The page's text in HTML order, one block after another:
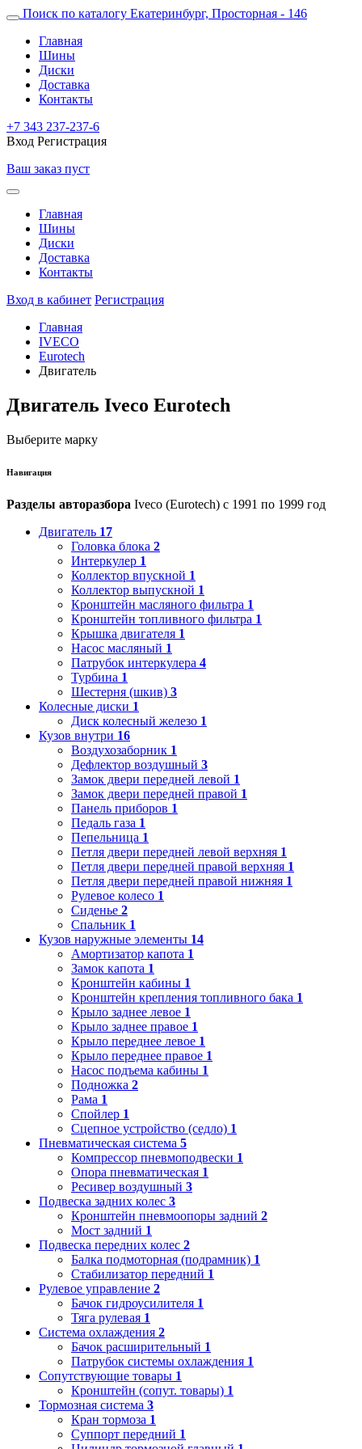
Поиск по каталогу Екатеринбург, Просторная - 146
Главная
Шины
Диски
Доставка
Контакты
+7 343 237-237-6
Вход Регистрация
Ваш заказ пуст
Главная
Шины
Диски
Доставка
Контакты
Вход в кабинет Регистрация
Главная
IVECO
Eurotech
Двигатель
Двигатель Iveco Eurotech
Выберите марку
Навигация
Разделы авторазбора Iveco (Eurotech) с 1991 по 1999 год
Двигатель 17
Головка блока 2
Интеркулер 1
Коллектор впускной 1
Коллектор выпускной 1
Кронштейн масляного фильтра 1
Кронштейн топливного фильтра 1
Крышка двигателя 1
Насос масляный 1
Патрубок интеркулера 4
Турбина 1
Шестерня (шкив) 3
Колесные диски 1
Диск колесный железо 1
Кузов внутри 16
Воздухозаборник 1
Дефлектор воздушный 3
Замок двери передней левой 1
Замок двери передней правой 1
Панель приборов 1
Педаль газа 1
Пепельница 1
Петля двери передней левой верхняя 1
Петля двери передней правой верхняя 1
Петля двери передней правой нижняя 1
Рулевое колесо 1
Сиденье 2
Спальник 1
Кузов наружные элементы 14
Амортизатор капота 1
Замок капота 1
Кронштейн кабины 1
Кронштейн крепления топливного бака 1
Крыло заднее левое 1
Крыло заднее правое 1
Крыло переднее левое 1
Крыло переднее правое 1
Насос подъема кабины 1
Подножка 2
Рама 1
Спойлер 1
Сцепное устройство (седло) 1
Пневматическая система 5
Компрессор пневмоподвески 1
Опора пневматическая 1
Ресивер воздушный 3
Подвеска задних колес 3
Кронштейн пневмоопоры задний 2
Мост задний 1
Подвеска передних колес 2
Балка подмоторная (подрамник) 1
Стабилизатор передний 1
Рулевое управление 2
Бачок гидроусилителя 1
Тяга рулевая 1
Система охлаждения 2
Бачок расширительный 1
Патрубок системы охлаждения 1
Сопутствующие товары 1
Кронштейн (сопут. товары) 1
Тормозная система 3
Кран тормоза 1
Суппорт передний 1